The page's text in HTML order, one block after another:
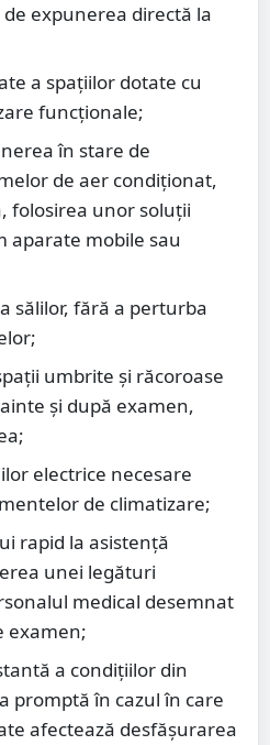
expunerea directă la
a spațiilor dotate cu
funcționale;
în stare de
de aer condiționat,
folosirea unor soluții
aparate mobile sau
sălilor, fără a perturba
umbrite și răcoroase
și după examen,
electrice necesare
de climatizare;
rapid la asistență
unei legături
medical desemnat
examen;
a condițiilor din
promptă în cazul în care
afectează desfășurarea